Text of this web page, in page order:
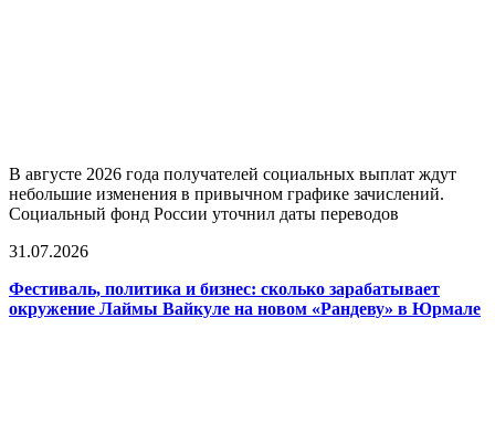
В августе 2026 года получателей социальных выплат ждут
небольшие изменения в привычном графике зачислений.
Социальный фонд России уточнил даты переводов
31.07.2026
Фестиваль, политика и бизнес: сколько зарабатывает
окружение Лаймы Вайкуле на новом «Рандеву» в Юрмале